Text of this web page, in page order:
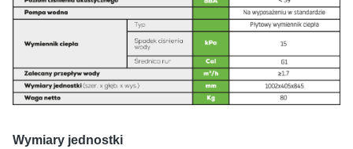
Wymiary jednostki